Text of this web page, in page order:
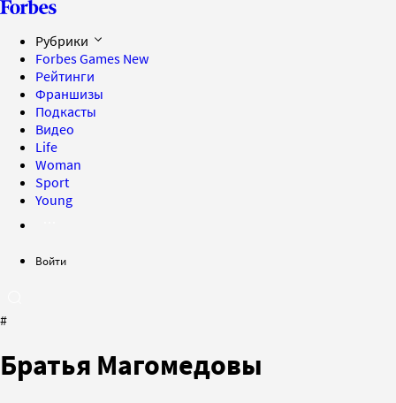
Рубрики
Forbes Games New
Рейтинги
Франшизы
Подкасты
Видео
Life
Woman
Sport
Young
Войти
#
Братья Магомедовы